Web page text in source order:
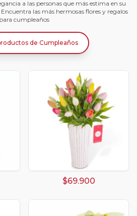
a las personas que más estima en su
las más hermosas flores y regalos
para cumpleaños
de Cumpleaños
$69.900